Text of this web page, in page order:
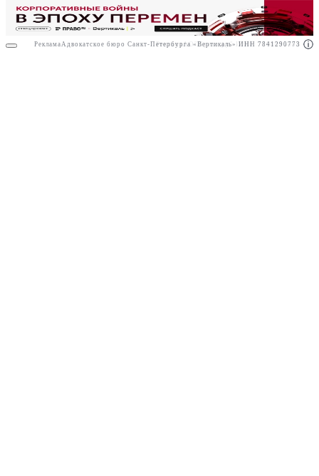
Реклама АО"Право.ру" ИНН: 7708095468
Реклама Адвокатское бюро Санкт-Петербурга «Вертикаль» ИНН 7841290773